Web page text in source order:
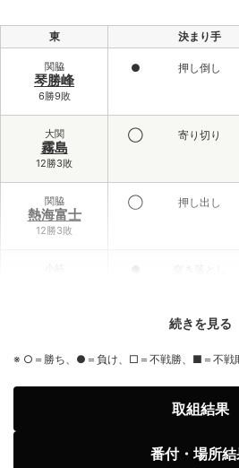
東 決まり手
関脇
琴勝峰
6勝9敗
● 押し倒し
大関
霧島
12勝3敗
◯ 寄り切り
関脇
熱海富士
12勝3敗
◯ 押し出し
9勝6敗
寄り切り
続きを見る
※ ○＝勝ち、●＝負け、□＝不戦勝、■＝不戦
取組結果
番付・場所